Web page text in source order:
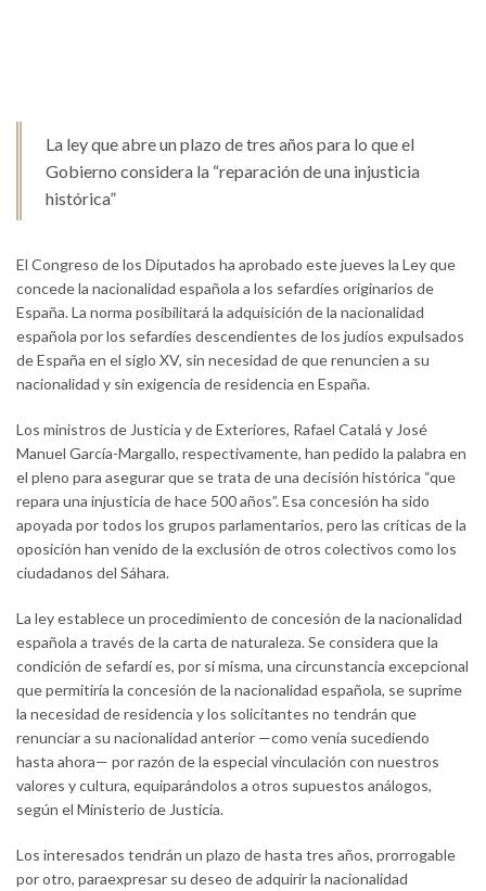
La ley que abre un plazo de tres años para lo que el
Gobierno considera la “reparación de una injusticia
histórica”
El Congreso de los Diputados ha aprobado este jueves la Ley que
concede la nacionalidad española a los sefardíes originarios de
España. La norma posibilitará la adquisición de la nacionalidad
española por los sefardíes descendientes de los judíos expulsados
de España en el siglo XV, sin necesidad de que renuncien a su
nacionalidad y sin exigencia de residencia en España.
Los ministros de Justicia y de Exteriores, Rafael Catalá y José
Manuel García-Margallo, respectivamente, han pedido la palabra en
el pleno para asegurar que se trata de una decisión histórica “que
repara una injusticia de hace 500 años”. Esa concesión ha sido
apoyada por todos los grupos parlamentarios, pero las críticas de la
oposición han venido de la exclusión de otros colectivos como los
ciudadanos del Sáhara.
La ley establece un procedimiento de concesión de la nacionalidad
española a través de la carta de naturaleza. Se considera que la
condición de sefardí es, por sí misma, una circunstancia excepcional
que permitiría la concesión de la nacionalidad española, se suprime
la necesidad de residencia y los solicitantes no tendrán que
renunciar a su nacionalidad anterior —como venía sucediendo
hasta ahora— por razón de la especial vinculación con nuestros
valores y cultura, equiparándolos a otros supuestos análogos,
según el Ministerio de Justicia.
Los interesados tendrán un plazo de hasta tres años, prorrogable
por otro, paraexpresar su deseo de adquirir la nacionalidad